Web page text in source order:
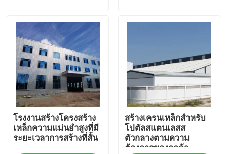
ควบคุมคุณภาพ
ขอใบเสนอราคา
โกดังโครงสร้างเหล็ก
การประชุมเชิงปฏิบัติการโครงสร้างเหล็ก
โรงงานสร้างโครงสร้าง
เหล็กความแม่นยําสูงที่มี
ระยะเวลาการสร้างที่สั้น
สร้างเครนเหล็กสําหรับ
โปตัลสแตนเลสส
ตัวกลางตามความ
ต้องการของลูกค้า